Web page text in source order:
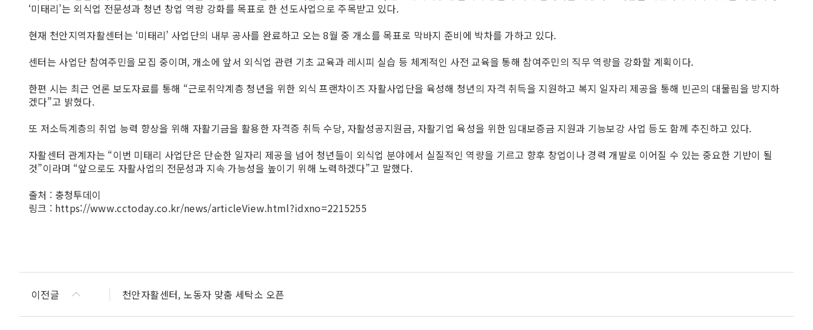
‘미태리’는 외식업 전문성과 청년 창업 역량 강화를 목표로 한 선도사업으로 주목받고 있다.
현재 천안지역자활센터는 ‘미태리’ 사업단의 내부 공사를 완료하고 오는 8월 중 개소를 목표로 막바지 준비에 박차를 가하고 있다.
센터는 사업단 참여주민을 모집 중이며, 개소에 앞서 외식업 관련 기초 교육과 레시피 실습 등 체계적인 사전 교육을 통해 참여주민의 직무 역량을 강화할 계획이다.
한편 시는 최근 언론 보도자료를 통해 “근로취약계층 청년을 위한 외식 프랜차이즈 자활사업단을 육성해 청년의 자격 취득을 지원하고 복지 일자리 제공을 통해 빈곤의 대물림을 방지하
겠다”고 밝혔다.
또 저소득계층의 취업 능력 향상을 위해 자활기금을 활용한 자격증 취득 수당, 자활성공지원금, 자활기업 육성을 위한 임대보증금 지원과 기능보강 사업 등도 함께 추진하고 있다.
자활센터 관계자는 “이번 미태리 사업단은 단순한 일자리 제공을 넘어 청년들이 외식업 분야에서 실질적인 역량을 기르고 향후 창업이나 경력 개발로 이어질 수 있는 중요한 기반이 될
것”이라며 “앞으로도 자활사업의 전문성과 지속 가능성을 높이기 위해 노력하겠다”고 말했다.
출처 : 충청투데이
링크 : https://www.cctoday.co.kr/news/articleView.html?idxno=2215255
이전글 천안자활센터, 노동자 맞춤 세탁소 오픈